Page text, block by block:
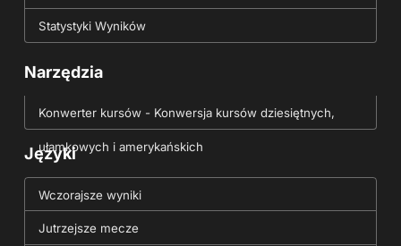
Statystyki Wyników
Narzędzia
Konwerter kursów - Konwersja kursów dziesiętnych,
ułamkowych i amerykańskich
Języki
Wczorajsze wyniki
Jutrzejsze mecze